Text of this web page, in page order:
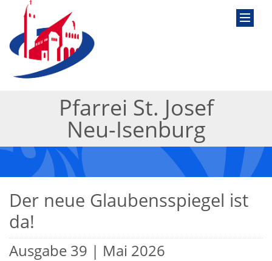
Pfarrei St. Josef
Neu-Isenburg
Der neue Glaubensspiegel ist
da!
Ausgabe 39 | Mai 2026